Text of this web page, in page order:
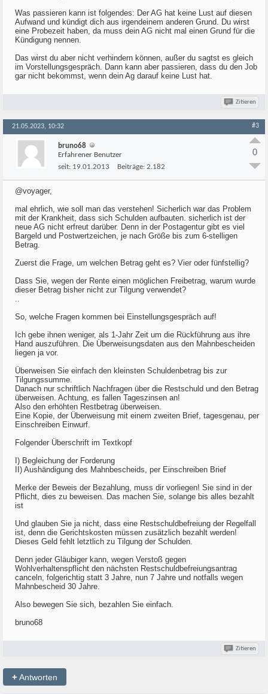
Was passieren kann ist folgendes: Der AG hat keine Lust auf diesen
Aufwand und kündigt dich aus irgendeinem anderen Grund. Du wirst
eine Probezeit haben, da muss dein AG nicht mal einen Grund für die
Kündigung nennen.
Das wirst du aber nicht verhindern können, außer du sagtst es gleich
im Vorstellungsgespräch. Dann kann aber passieren, dass du den Job
gar nicht bekommst, wenn dein Ag darauf keine Lust hat.
Zitieren
21.05.2023, 10:32 #3
bruno68
Erfahrener Benutzer
seit: 19.01.2013 Beiträge: 2.182
0
@voyager,
mal ehrlich, wie soll man das verstehen! Sicherlich war das Problem
mit der Krankheit, dass sich Schulden aufbauten. sicherlich ist der
neue AG nicht erfreut darüber. Denn in der Postagentur gibt es viel
Bargeld und Postwertzeichen, je nach Größe bis zum 6-stelligen
Betrag.
Zuerst die Frage, um welchen Betrag geht es? Vier oder fünfstellig?
Dass Sie, wegen der Rente einen möglichen Freibetrag, warum wurde
dieser Betrag bisher nicht zur Tilgung verwendet?
..
So, welche Fragen kommen bei Einstellungsgespräch auf!
Ich gebe ihnen weniger, als 1-Jahr Zeit um die Rückführung aus ihre
Hand auszuführen. Die Überweisungsdaten aus den Mahnbescheiden
liegen ja vor.
Überweisen Sie einfach den kleinsten Schuldenbetrag bis zur
Tilgungssumme.
Danach nur schriftlich Nachfragen über die Restschuld und den Betrag
überweisen. Achtung, es fallen Tageszinsen an!
Also den erhöhten Restbetrag überweisen.
Eine Kopie, der Überweisung mit einem zweiten Brief, tagesgenau, per
Einschreiben Einwurf.
Folgender Überschrift im Textkopf
I) Begleichung der Forderung
II) Aushändigung des Mahnbescheids, per Einschreiben Brief
Merke der Beweis der Bezahlung, muss dir vorliegen! Sie sind in der
Pflicht, dies zu beweisen. Das machen Sie, solange bis alles bezahlt
ist
Und glauben Sie ja nicht, dass eine Restschuldbefreiung der Regelfall
ist, denn die Gerichtskosten müssen zusätzlich bezahlt werden!
Dieses Geld fehlt letztlich zu Tilgung der Schulden.
Denn jeder Gläubiger kann, wegen Verstoß gegen
Wohlverhaltenspflicht den nächsten Restschuldbefreiungsantrag
canceln, folgerichtig statt 3 Jahre, nun 7 Jahre und notfalls wegen
Mahnbescheid 30 Jahre.
Also bewegen Sie sich, bezahlen Sie einfach.
bruno68
Zitieren
+Antworten